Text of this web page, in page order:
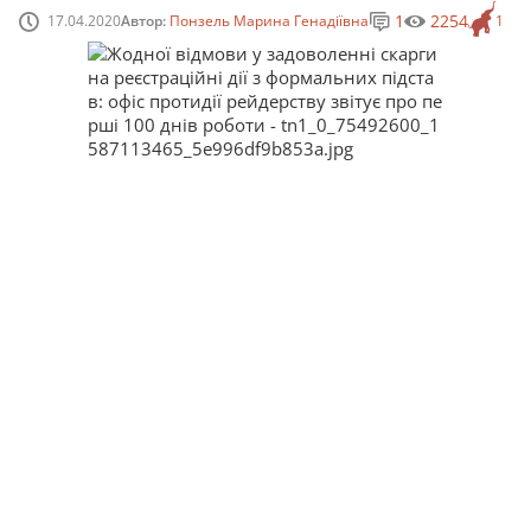
17.04.2020Автор: Понзель Марина Генадіївна 1
1 2254